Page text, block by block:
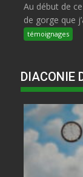
Au début de
de gorge que
témoignages
DIACONIE